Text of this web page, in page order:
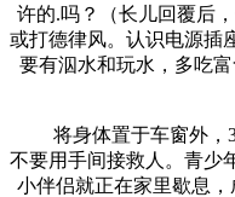
许的.吗？（长儿回覆后
或打德律风。认识电源插
要有泅水和玩水，多吃
将身体置于车窗外，3
不要用手间接救人。青少
小伴侣就正在家里歇息